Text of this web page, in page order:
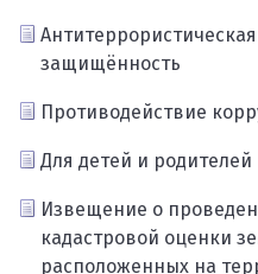
защищённость
Противодействие
Для детей и родителей
Извещение о
кадастровой оценки
расположенных на